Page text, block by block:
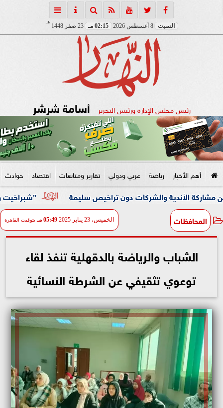
السبت 8 أغسطس 2026 02:15 مـ 23 صفر 1448
هـ
رئيس مجلس الإدارة ورئيس التحرير أسامة شرشر
أهم الأخبار رياضة عربي ودولي تقارير ومتابعات اقتصاد حوادث
”شبراخيت وبدر” ضمن أفضل 10 وحدات محلية على مستوى الجمهورية بالدورة الخامسة والشركات دون تراخيص سليمة
المحافظات الخميس، 23 يناير 2025 05:49 مـ بتوقيت القاهرة
الشباب والرياضة بالدقهلية تنفذ لقاء
توعوي تثقيفي عن الشرطة النسائية